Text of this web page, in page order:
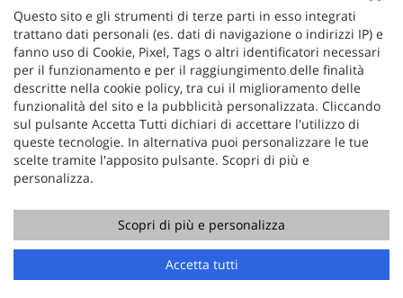
P.IVA:10870940961
Registro delle imprese:MB
N°10870940961
REA: MI-2563745
Copyright © 2026 GestionaleAuto.com S.r.l., Tutti i diritti
riservati -Leggi l'informativa sulla privacy-Cookie Policy
GestionaleAuto.com
Questo sito e gli strumenti di terze parti in esso integrati
trattano dati personali (es. dati di navigazione o indirizzi IP) e
fanno uso di Cookie, Pixel, Tags o altri identificatori necessari
per il funzionamento e per il raggiungimento delle finalità
descritte nella cookie policy, tra cui il miglioramento delle
funzionalità del sito e la pubblicità personalizzata. Cliccando
sul pulsante Accetta Tutti dichiari di accettare l'utilizzo di
queste tecnologie. In alternativa puoi personalizzare le tue
scelte tramite l'apposito pulsante. Scopri di più e
personalizza.
Scopri di più e personalizza
Accetta tutti